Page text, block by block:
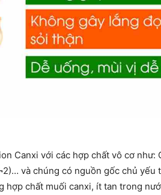
Canxi với các hợp chất vô cơ như:
và chúng có nguồn gốc chủ yếu
hợp chất muối canxi, ít tan trong